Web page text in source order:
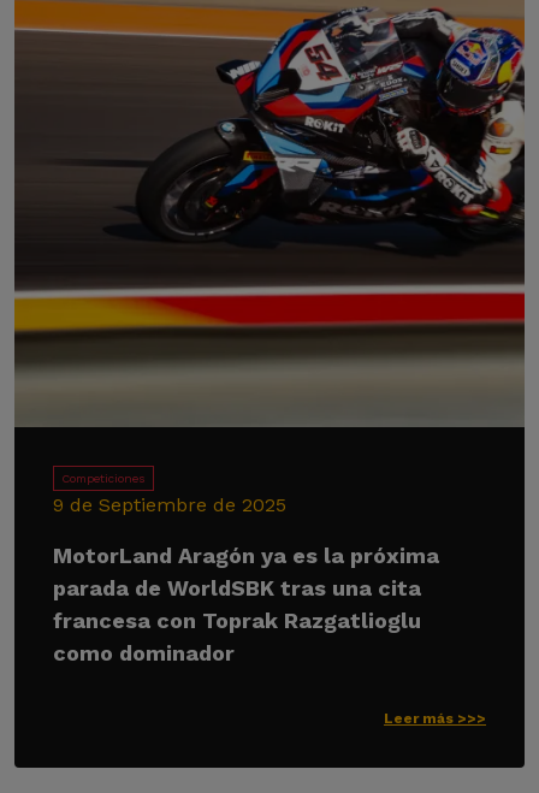
Competiciones
9 de Septiembre de 2025
MotorLand Aragón ya es la próxima
parada de WorldSBK tras una cita
francesa con Toprak Razgatlioglu
como dominador
Leer más >>>